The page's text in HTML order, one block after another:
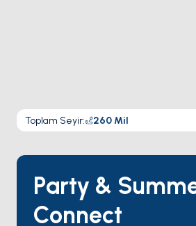
Toplam Seyir: 260 Mil
Party &
Connect